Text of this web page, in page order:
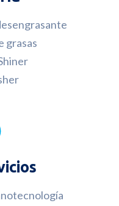
grasas